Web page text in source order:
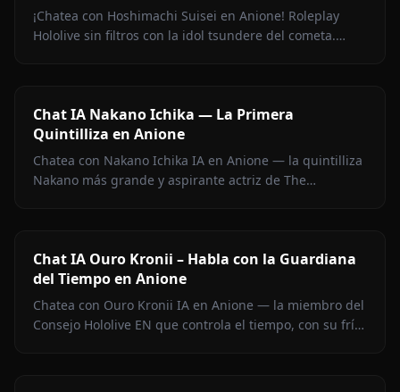
¡Chatea con Hoshimachi Suisei en Anione! Roleplay
Hololive sin filtros con la idol tsundere del cometa.
Chat IA Nakano Ichika — La Primera
Quintilliza en Anione
Chatea con Nakano Ichika IA en Anione — la quintilliza
Nakano más grande y aspirante actriz de The
Chat IA Ouro Kronii – Habla con la Guardiana
del Tiempo en Anione
Chatea con Ouro Kronii IA en Anione — la miembro del
Consejo Hololive EN que controla el tiempo, con su frío